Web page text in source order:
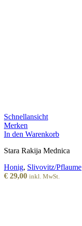
Schnellansicht
Merken
In den Warenkorb
Stara Rakija Mednica
Honig, Slivovitz/Pflaume
€ 29,00 inkl. MwSt.